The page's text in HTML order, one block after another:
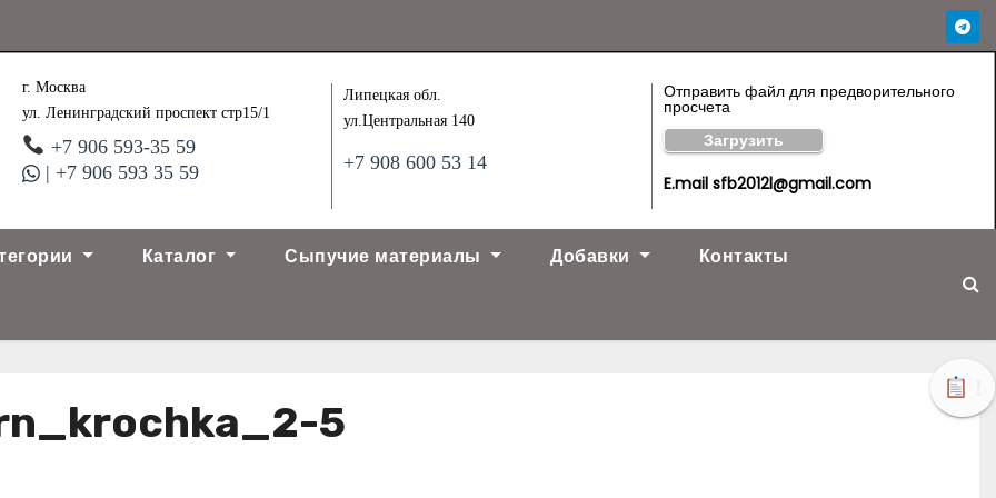
г. Москва
ул. Ленинградский проспект стр15/1
+7 906 593-35 59
| +7 906 593 35 59
Липецкая обл.
ул.Центральная 140
+7 908 600 53 14
Отправить файл для предворительного
просчета
Загрузить
E.mail sfb2012l@gmail.com
Каталог Сыпучие материалы Добавки Контакты
5